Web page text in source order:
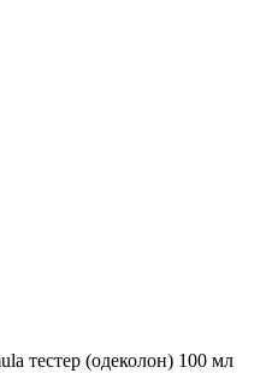
тестер (одеколон) 100 мл